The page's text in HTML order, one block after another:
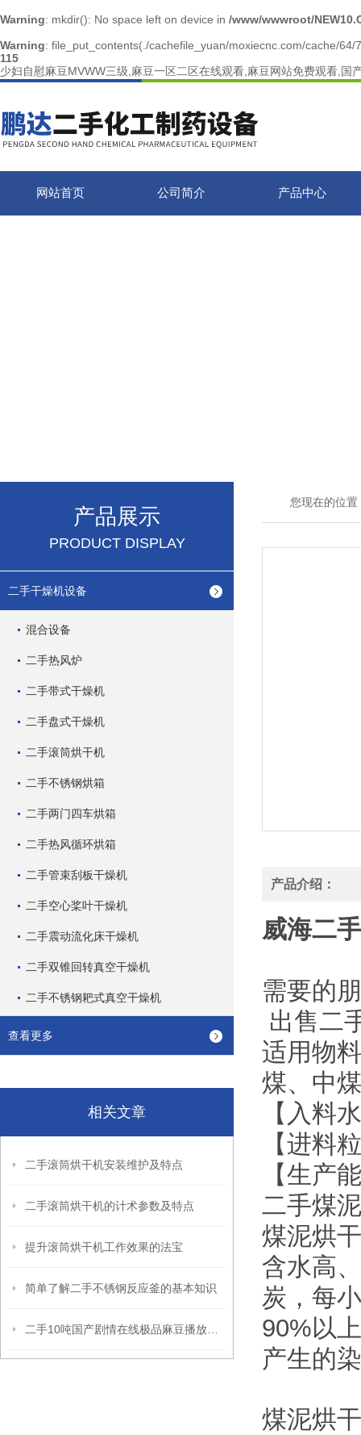
Warning: mkdir(): No space left on device in /www/wwwroot/
Warning: file_put_contents(./cachefile_yuan/moxiecnc.com/cache/
115
少妇自慰麻豆MVWW三级,麻豆一区二区在线观看,麻豆网站免费观看,国
网站首页 公司简介 产品中心
产品展示
PRODUCT DISPLAY
二手干燥机设备
混合设备
二手热风炉
二手带式干燥机
二手盘式干燥机
二手滚筒烘干机
二手不锈钢烘箱
二手两门四车烘箱
二手热风循环烘箱
二手管束刮板干燥机
二手空心桨叶干燥机
二手震动流化床干燥机
二手双锥回转真空干燥机
二手不锈钢耙式真空干燥机
查看更多
相关文章
二手滚筒烘干机安装维护及特点
二手滚筒烘干机的计术参数及特点
提升滚筒烘干机工作效果的法宝
简单了解二手不锈钢反应釜的基本知识
您现在的位置
产品介绍：
威海二
需要的
出售二
适用物
煤、中煤
【入料
【进料
【生产
二手煤
煤泥烘
含水高
炭，每
90%以
产生的
煤泥烘